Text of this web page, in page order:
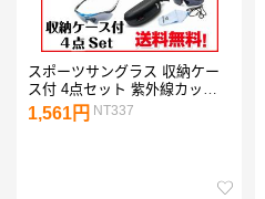
スポーツサングラス 収納ケー
ス付 4点セット 紫外線カット
サングラス メンズ スキー サイ
クリング
1,561円 NT337